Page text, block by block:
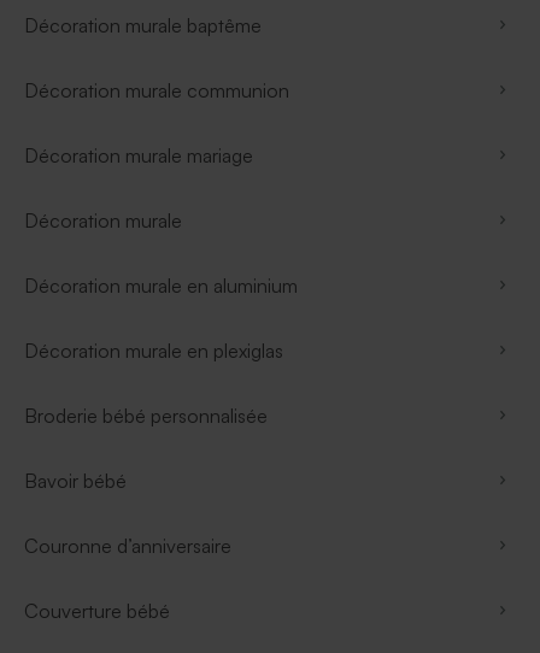
Décoration murale baptême
Décoration murale communion
Décoration murale mariage
Décoration murale
Décoration murale en aluminium
Décoration murale en plexiglas
Broderie bébé personnalisée
Bavoir bébé
Couronne d’anniversaire
Couverture bébé